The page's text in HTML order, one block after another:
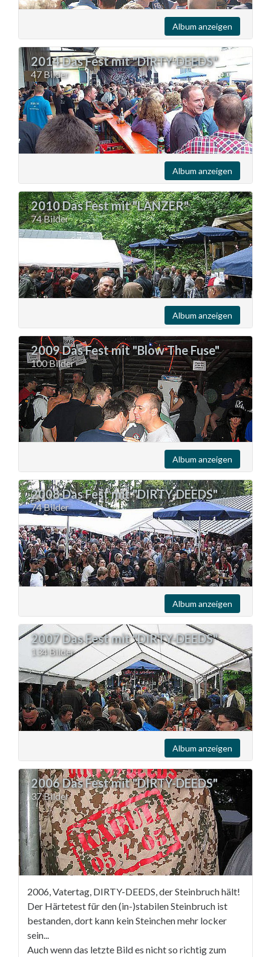
Album anzeigen
2014 Das Fest mit "DIRTY-DEEDS"
47 Bilder
Album anzeigen
2010 Das Fest mit "LANZER"
74 Bilder
Album anzeigen
2009 Das Fest mit "Blow The Fuse"
100 Bilder
Album anzeigen
2008 Das Fest mit "DIRTY-DEEDS"
74 Bilder
Album anzeigen
2007 Das Fest mit "DIRTY-DEEDS"
134 Bilder
Album anzeigen
2006 Das Fest mit "DIRTY-DEEDS"
37 Bilder
2006, Vatertag, DIRTY-DEEDS, der Steinbruch hält!
Der Härtetest für den (in-)stabilen Steinbruch ist
bestanden, dort kann kein Steinchen mehr locker
sein...
Auch wenn das letzte Bild es nicht so richtig zum